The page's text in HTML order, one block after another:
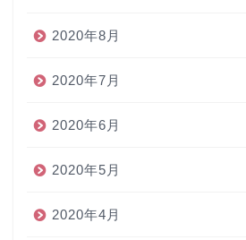
2020年8月
2020年7月
2020年6月
2020年5月
2020年4月